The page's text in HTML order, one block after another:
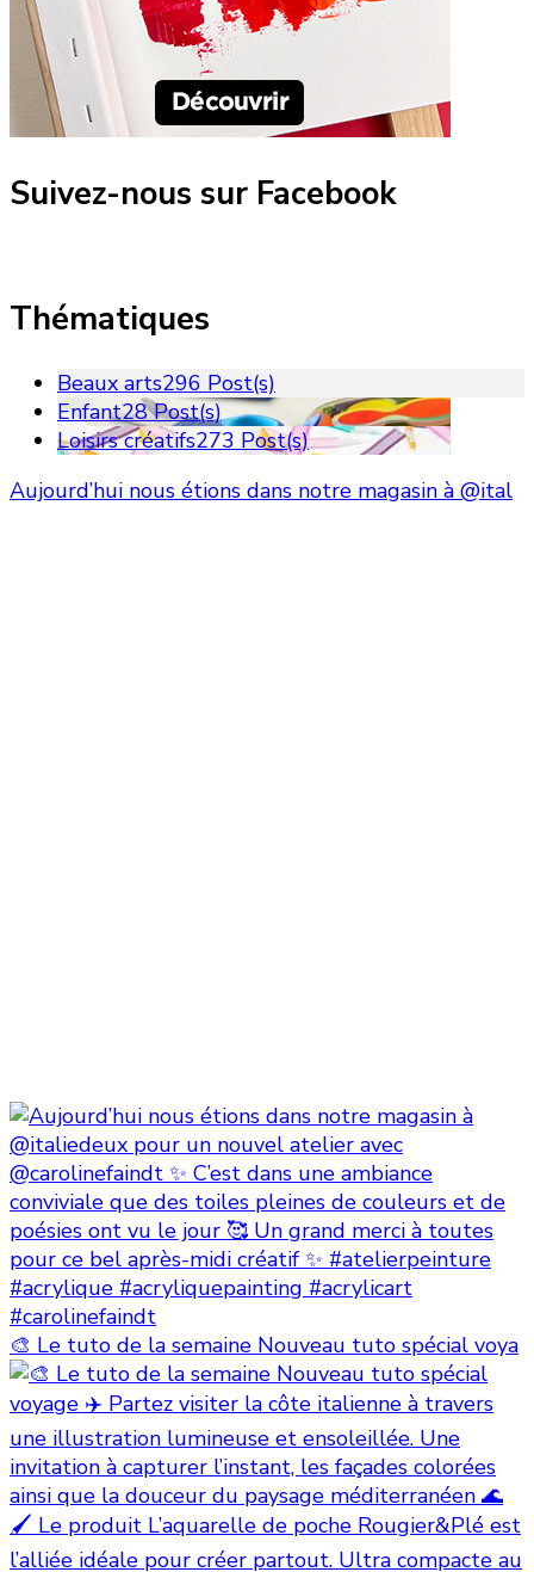
Suivez-nous sur Facebook
Thématiques
Beaux arts296 Post(s)
Enfant28 Post(s)
Loisirs créatifs273 Post(s)
Aujourd’hui nous étions dans notre magasin à @ital
🎨 Le tuto de la semaine Nouveau tuto spécial voya